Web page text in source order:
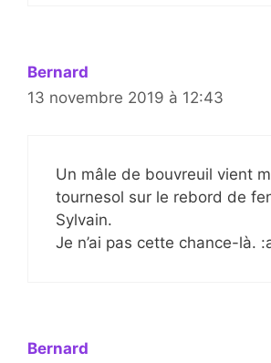
Bernard
13 novembre 2019 à 12:43
Un mâle de bouvreuil vient
tournesol sur le rebord de
Sylvain.
Je n’ai pas cette chance-là.
Bernard